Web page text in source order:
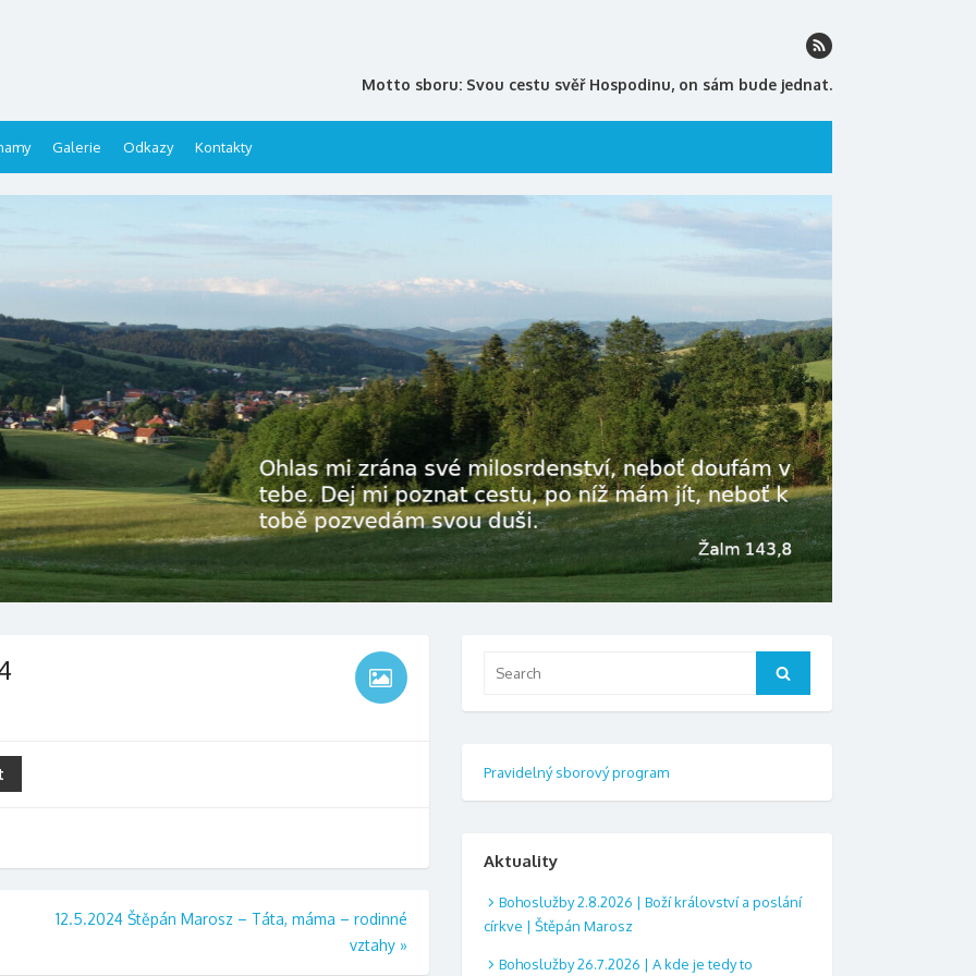
Motto sboru: Svou cestu svěř Hospodinu, on sám bude jednat.
Galerie Odkazy Kontakty
12.5.2024 Štěpán Marosz – Táta, máma – rodinné
vztahy »
Search
Pravidelný sborový program
Aktuality
Bohoslužby 2.8.2026 | Boží království a poslání
církve | Štěpán Marosz
Bohoslužby 26.7.2026 | A kde je tedy to